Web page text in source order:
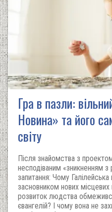
Гра в пазли:
Новина» та його
світу
Після знайомства з
несподіваним «зникненням з
запитання: Чому
засновником нових
розвиток людства
євангелій? І чому вона не